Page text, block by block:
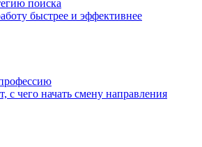
поиска
быстрее и эффективнее
с чего начать смену направления